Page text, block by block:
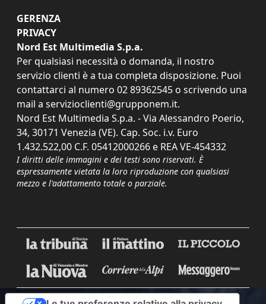
GERENZA
PRIVACY
Nord Est Multimedia S.p.a.
Per qualsiasi necessità o domanda, il nostro
servizio clienti è a tua completa disposizione. Puoi
contattarci al numero 02 89362545 o scrivendo una
mail a servizioclienti@grupponem.it.
Nord Est Multimedia S.p.a. - Via Alessandro Poerio,
34, 30171 Venezia (VE). Cap. Soc. i.v. Euro
1.432.522,00 C.F. 05412000266 e REA VE-454332
I diritti delle immagini e dei testi sono riservati. È
espressamente vietata la loro riproduzione con qualsiasi
mezzo e l'adattamento totale o parziale.